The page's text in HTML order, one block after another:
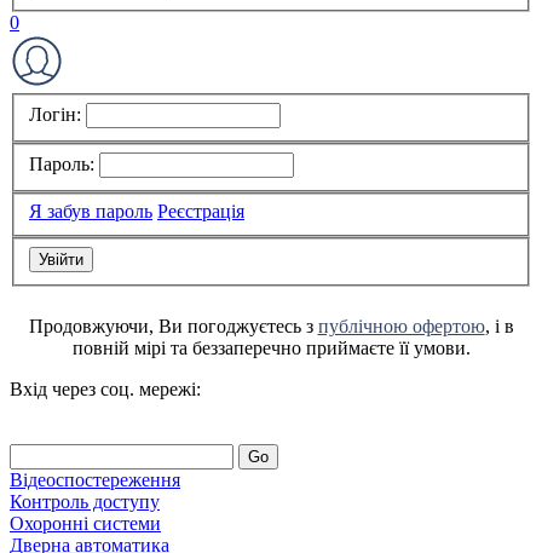
0
Логін:
Пароль:
Я забув пароль Реєстрація
Продовжуючи, Ви погоджуєтесь з публічною офертою, і в
повній мірі та беззаперечно приймаєте її умови.
Вхід через соц. мережі:
Go
Відеоспостереження
Контроль доступу
Охоронні системи
Дверна автоматика